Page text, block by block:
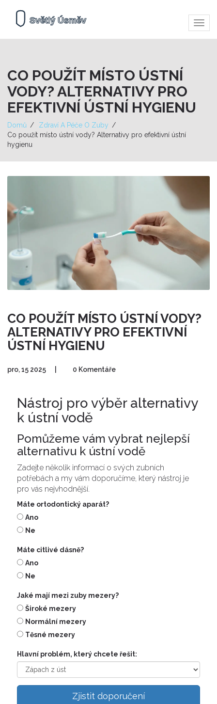
CO POUŽÍT MÍSTO ÚSTNÍ
VODY? ALTERNATIVY PRO
EFEKTIVNÍ ÚSTNÍ HYGIENU
Domů
Zdraví A Péče O Zuby
Co použít místo ústní vody? Alternativy pro efektivní ústní
hygienu
CO POUŽÍT MÍSTO ÚSTNÍ VODY?
ALTERNATIVY PRO EFEKTIVNÍ
ÚSTNÍ HYGIENU
pro, 15 2025 0 Komentáře
Nástroj pro výběr alternativy
k ústní vodě
Pomůžeme vám vybrat nejlepší
alternativu k ústní vodě
Zadejte několik informací o svých zubních
potřebách a my vám doporučíme, který nástroj je
pro vás nejvhodnější.
Máte ortodontický aparát?
Ano
Ne
Máte citlivé dásně?
Ano
Ne
Jaké mají mezi zuby mezery?
Široké mezery
Normální mezery
Těsné mezery
Hlavní problém, který chcete řešit:
Zjistit doporučení